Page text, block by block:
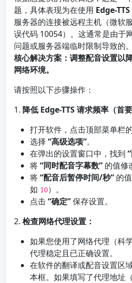
题，具体表现为在使用 Edge-TTS
服务器的连接被远程主机（微软
误代码 10054）。这通常是由于
问题或服务器端临时限制导致的。
核心解决方案：调整配音设置以
网络环境。
请按照以下步骤操作：
1. 降低 Edge-TTS 请求频率（首
打开软件，点击顶部菜单栏
选择 “高级选项”。
在弹出的设置窗口中，找到
将“同时配音字幕数” 的值修
将“配音后暂停时间/秒” 的
如 10）。
点击“确定”保存设置。
2. 检查网络代理设置：
如果您使用了网络代理（科
代理稳定且已正确设置。
在软件的翻译或配音设置区
本框。如果填写了代理地址